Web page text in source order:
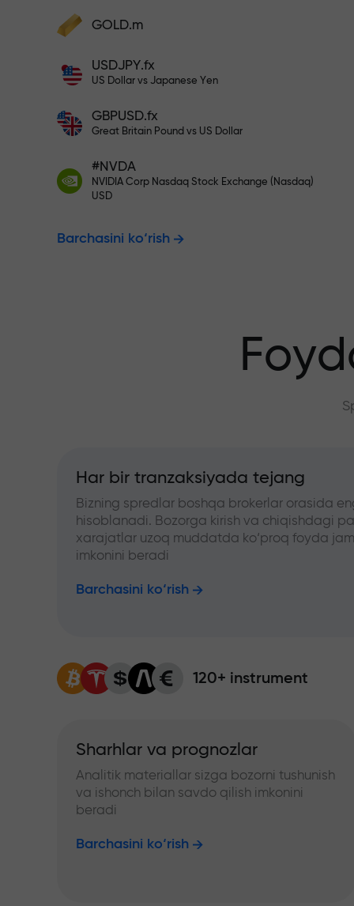
Hisobni to‘ldiring va depozitingizdan 1
emas. Depozit qancha katta bo‘lsa,
multiplikator shuncha yuqori bo‘ladi.
Hisobingizni $333 bilan
Risksiz
kafolatlanadi
X1000
GOLD.m
USDJPY.fx
US Dollar vs Japanese Yen
GBPUSD.fx
Great Britain Pound vs US Dollar
#NVDA
NVIDIA Corp Nasdaq Stock Exchange (Nasdaq)
USD
Barchasini ko‘rish
Har bir tranzaksiyada tejang
Bizning spredlar boshqa brokerlar orasida
hisoblanadi. Bozorga kirish va chiqishdagi
xarajatlar uzoq muddatda ko‘proq foyda
imkonini beradi
Barchasini ko‘rish
120+ instrument
Sharhlar va prognozlar
Analitik materiallar sizga bozorni tushunish
va ishonch bilan savdo qilish imkonini
beradi
Barchasini ko‘rish